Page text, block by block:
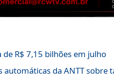
R$ 7,15 bilhões em julho
da ANTT sobre